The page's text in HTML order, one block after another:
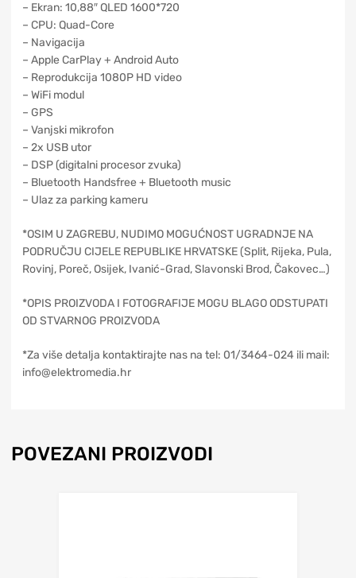
– Ekran: 10,88″ QLED 1600*720
– CPU: Quad-Core
– Navigacija
– Apple CarPlay + Android Auto
– Reprodukcija 1080P HD video
– WiFi modul
– GPS
– Vanjski mikrofon
– 2x USB utor
– DSP (digitalni procesor zvuka)
– Bluetooth Handsfree + Bluetooth music
– Ulaz za parking kameru
*OSIM U ZAGREBU, NUDIMO MOGUĆNOST UGRADNJE NA
PODRUČJU CIJELE REPUBLIKE HRVATSKE (Split, Rijeka, Pula,
Rovinj, Poreč, Osijek, Ivanić-Grad, Slavonski Brod, Čakovec…)
*OPIS PROIZVODA I FOTOGRAFIJE MOGU BLAGO ODSTUPATI
OD STVARNOG PROIZVODA
*Za više detalja kontaktirajte nas na tel: 01/3464-024 ili mail:
info@elektromedia.hr
POVEZANI PROIZVODI